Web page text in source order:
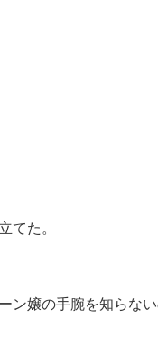
てた。
ン嬢の手腕を知らな